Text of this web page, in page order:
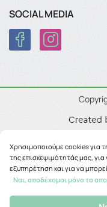
SOCIAL MEDIA
Χρησιμοποιούμε cookies για
της επισκεψιμότητάς μας,
εξυπηρέτηση και για να
Ναι, αποδέχομαι μόνο τα